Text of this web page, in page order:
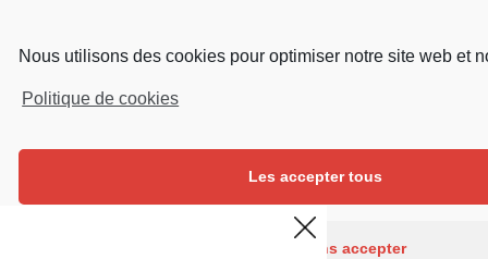
Nous utilisons des cookies pour optimiser notre site web et
Politique de cookies
Les accepter tous
Continuer sans accepter